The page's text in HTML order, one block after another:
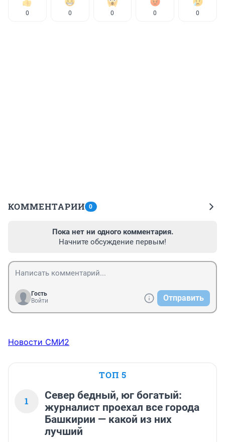
0 0 0 0 0
КОММЕНТАРИИ 0
Пока нет ни одного комментария.
Начните обсуждение первым!
Гость
Войти
Отправить
Новости СМИ2
ТОП 5
1
Север бедный, юг богатый:
журналист проехал все города
Башкирии — какой из них
лучший